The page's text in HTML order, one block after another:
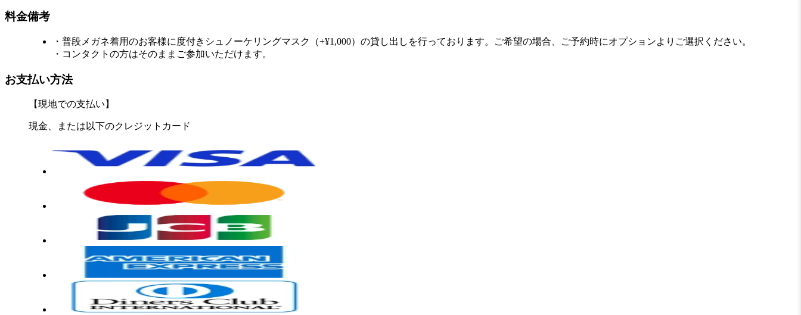
料金備考
・普段メガネ着用のお客様に度付きシュノーケリングマスク（+¥1,000）の貸し出しを行っております。ご希望の場合、ご予約時にオプションよりご選択ください。
・コンタクトの方はそのままご参加いただけます。
お支払い方法
【現地での支払い】
現金、または以下のクレジットカード